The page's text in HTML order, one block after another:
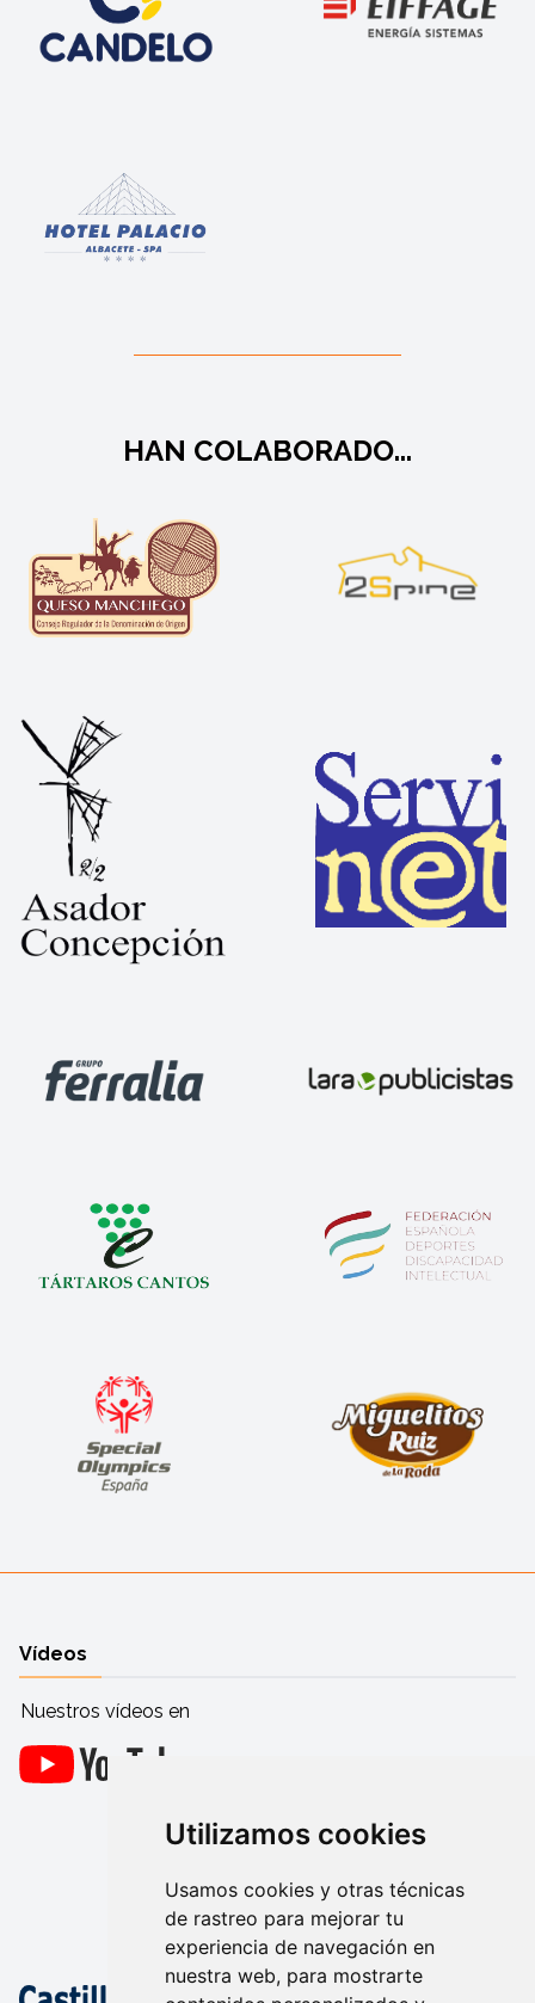
Utilizamos cookies
Usamos cookies y otras técnicas
de rastreo para mejorar tu
experiencia de navegación en
nuestra web, para mostrarte
HAN COLABORADO...
Vídeos
Nuestros vídeos en